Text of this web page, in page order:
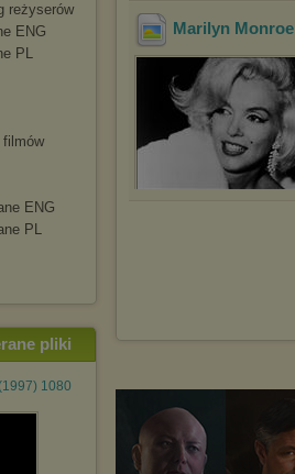
reżyserów
ENG
PL
ENG
PL
pliki
1080
Marilyn Monroe